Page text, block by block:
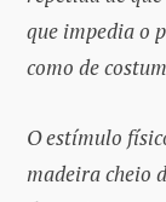
que impedia o
como de
O estímulo
madeira cheio